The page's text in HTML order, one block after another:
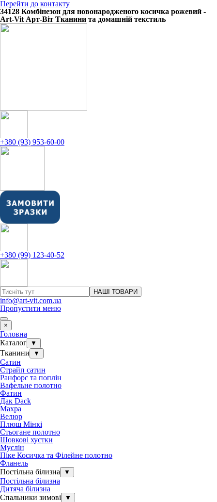
Перейти до контакту
34128 Комбінезон для новонародженого косичка рожевий -
Art-Vit Арт-Віт Тканини та домашній текстиль
+380 (93) 953-60-00
+380 (99) 123-40-52
НАШІ ТОВАРИ
info@art-vit.com.ua
Пропустити меню
×
Головна
Каталог
▼
Тканини ▼
Сатин
Страйп сатин
Ранфорс та поплін
Вафельне полотно
Фатин
Дак Dack
Махра
Велюр
Плюш Мінкі
Стьогане полотно
Шовкові хустки
Муслін
Піке Косичка та Філейне полотно
Фланель
Постільна білизна
▼
Постільна білизна
Дитяча білизна
Спальники зимові
▼